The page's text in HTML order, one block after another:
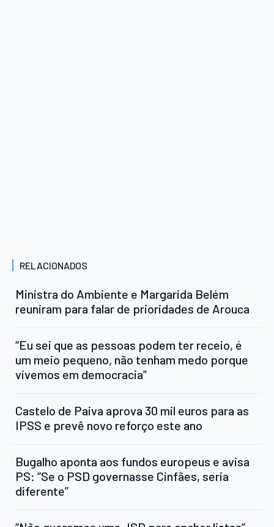
RELACIONADOS
Ministra do Ambiente e Margarida Belém
reuniram para falar de prioridades de Arouca
“Eu sei que as pessoas podem ter receio, é
um meio pequeno, não tenham medo porque
vivemos em democracia”
Castelo de Paiva aprova 30 mil euros para as
IPSS e prevê novo reforço este ano
Bugalho aponta aos fundos europeus e avisa
PS: “Se o PSD governasse Cinfães, seria
diferente”